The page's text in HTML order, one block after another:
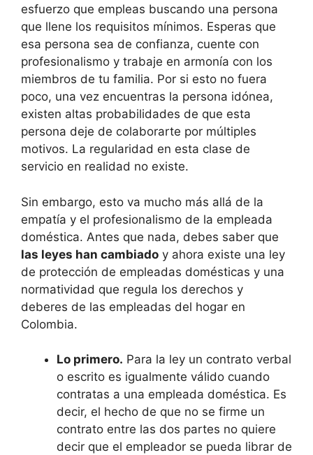
esfuerzo que empleas buscando una persona
que llene los requisitos mínimos. Esperas que
esa persona sea de confianza, cuente con
profesionalismo y trabaje en armonía con los
miembros de tu familia. Por si esto no fuera
poco, una vez encuentras la persona idónea,
existen altas probabilidades de que esta
persona deje de colaborarte por múltiples
motivos. La regularidad en esta clase de
servicio en realidad no existe.
Sin embargo, esto va mucho más allá de la
empatía y el profesionalismo de la empleada
doméstica. Antes que nada, debes saber que
las leyes han cambiado y ahora existe una ley
de protección de empleadas domésticas y una
normatividad que regula los derechos y
deberes de las empleadas del hogar en
Colombia.
Lo primero. Para la ley un contrato verbal
o escrito es igualmente válido cuando
contratas a una empleada doméstica. Es
decir, el hecho de que no se firme un
contrato entre las dos partes no quiere
decir que el empleador se pueda librar de